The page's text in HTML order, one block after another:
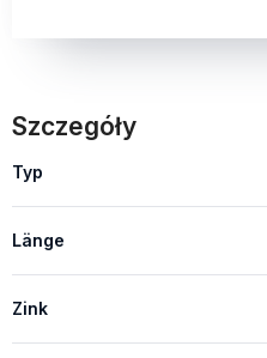
Szczegóły
Typ
Länge
Zink